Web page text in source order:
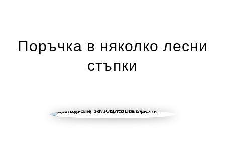
Поръчка в няколко лесни
стъпки